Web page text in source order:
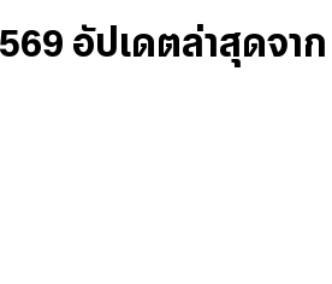
อัปเดตล่าสุดจาก